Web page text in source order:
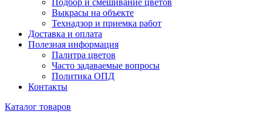
Подбор и смешивание цветов
Выкрасы на объекте
Технадзор и приемка работ
Доставка и оплата
Полезная информация
Палитра цветов
Часто задаваемые вопросы
Политика ОПД
Контакты
Каталог товаров